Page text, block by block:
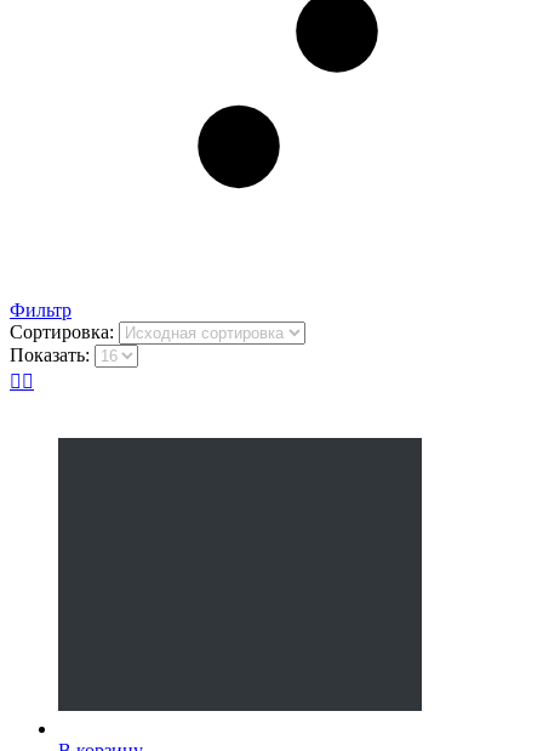
Фильтр
Сортировка:
Показать: